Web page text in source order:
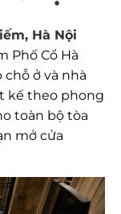
Hà Nội
Phố Cổ Hà
chỗ ở và nhà
kế theo phong
toàn bộ tòa
mở cửa